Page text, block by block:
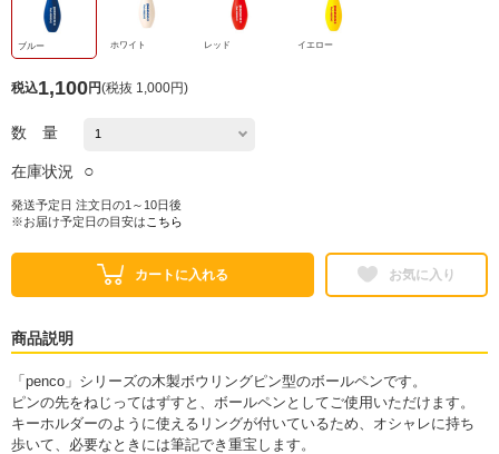
ブルー ホワイト レッド イエロー
税込1,100円(税抜 1,000円)
数 量
在庫状況 ○
発送予定日 注文日の1～10日後
※お届け予定日の目安は こちら
カートに入れる お気に入り
商品説明
「penco」シリーズの木製ボウリングピン型のボールペンです。
ピンの先をねじってはずすと、ボールペンとしてご使用いただけます。
キーホルダーのように使えるリングが付いているため、オシャレに持ち
歩いて、必要なときには筆記でき重宝します。